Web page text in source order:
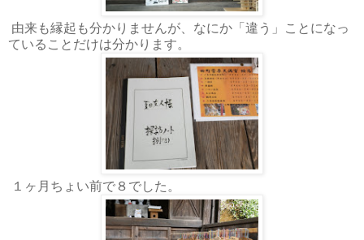
由来も縁起も分かりませんが、なにか「違う」ことになっ
ていることだけは分かります。
１ヶ月ちょい前で８でした。